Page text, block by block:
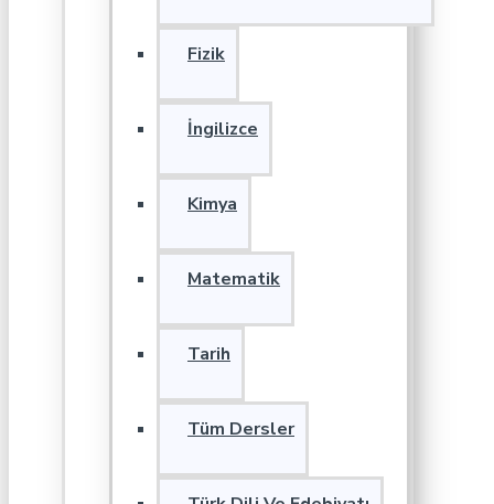
Fizik
İngilizce
Kimya
Matematik
Tarih
Tüm Dersler